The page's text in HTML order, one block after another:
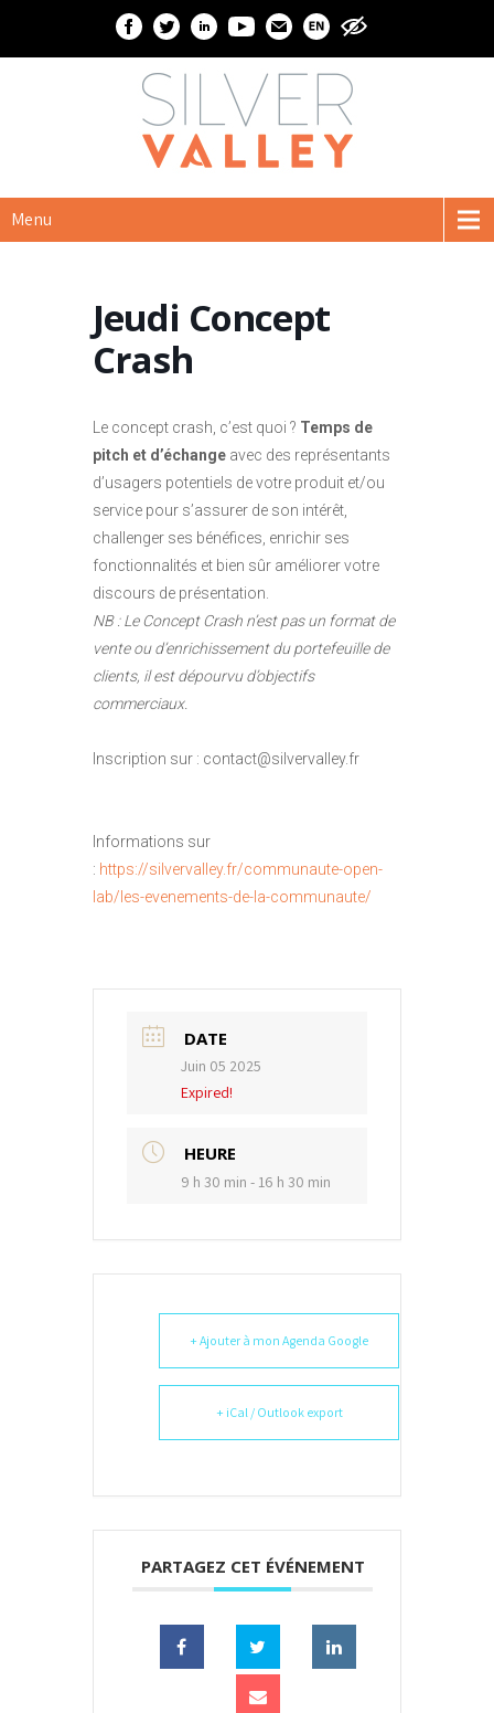
Menu
Jeudi Concept
Crash
Le concept crash, c’est quoi ? Temps de
pitch et d’échange avec des représentants
d’usagers potentiels de votre produit et/ou
service pour s’assurer de son intérêt,
challenger ses bénéfices, enrichir ses
fonctionnalités et bien sûr améliorer votre
discours de présentation.
NB : Le Concept Crash n’est pas un format de
vente ou d’enrichissement du portefeuille de
clients, il est dépourvu d’objectifs
commerciaux.
Inscription sur : contact@silvervalley.fr
Informations sur
: https://silvervalley.fr/communaute-open-
lab/les-evenements-de-la-communaute/
DATE
Juin 05 2025
Expired!
HEURE
9 h 30 min - 16 h 30 min
+ Ajouter à mon Agenda Google
+ iCal / Outlook export
PARTAGEZ CET ÉVÉNEMENT